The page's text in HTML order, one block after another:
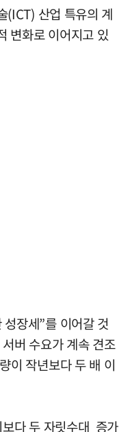
(ICT) 산업 특유의 계
변화로 이어지고 있
장세”를 이어갈 것
버 수요가 계속 견조
이 작년보다 두 배 이
다 두 자릿수대 증가